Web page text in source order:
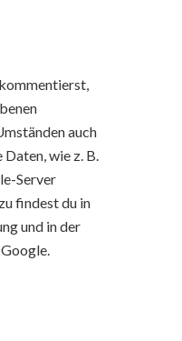
auch
wie z. B.
Server
findest du in
und in der